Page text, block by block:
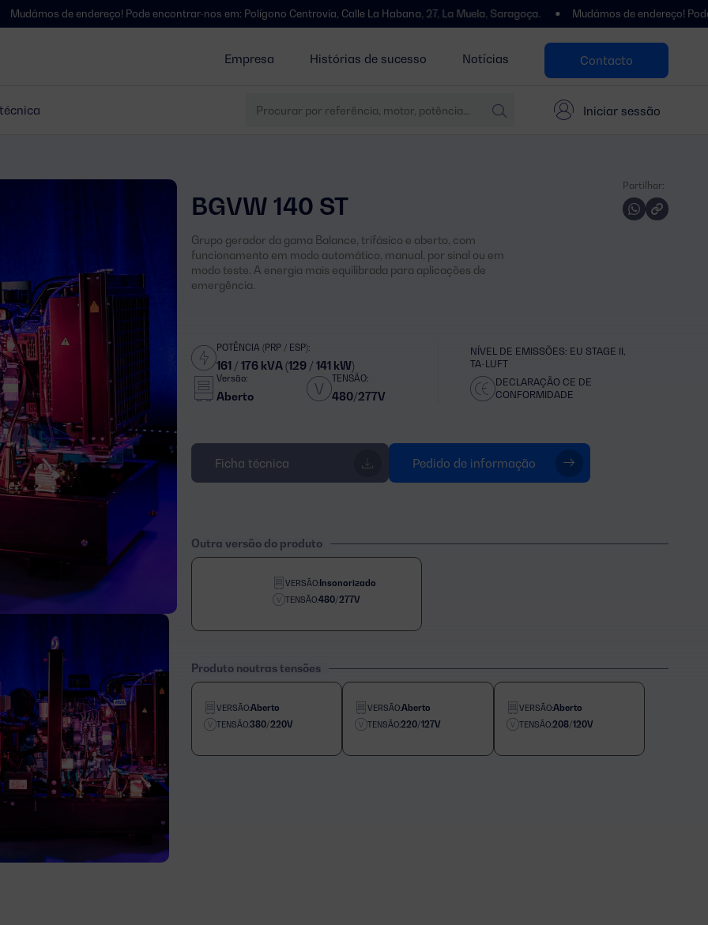
Empresa Histórias de sucesso Notícias Contacto
Iniciar sessão
endereço! Pode encontrar-nos em: Polígono Centrovía, Calle La Habana, 27, La Muela, Saragoça. Mudámos de endereço! Pode
Partilhar:
BGVW 140 ST
Grupo gerador da gama Balance, trifásico e aberto, com
funcionamento em modo automático, manual, por sinal ou em
modo teste. A energia mais equilibrada para aplicações de
emergência.
POTÊNCIA (PRP / ESP):
161 / 176 kVA (129 / 141 kW)
Versão:
Aberto
TENSÃO:
480/277V
NÍVEL DE EMISSÕES: EU STAGE II,
TA-LUFT
DECLARAÇÃO CE DE
CONFORMIDADE
Ficha técnica Pedido de informação
Outra versão do produto
VERSÃO:Insonorizado
TENSÃO:480/277V
Produto noutras tensões
VERSÃO:Aberto
TENSÃO:380/220V
VERSÃO:Aberto
TENSÃO:220/127V
VERSÃO:Aberto
TENSÃO:208/120V